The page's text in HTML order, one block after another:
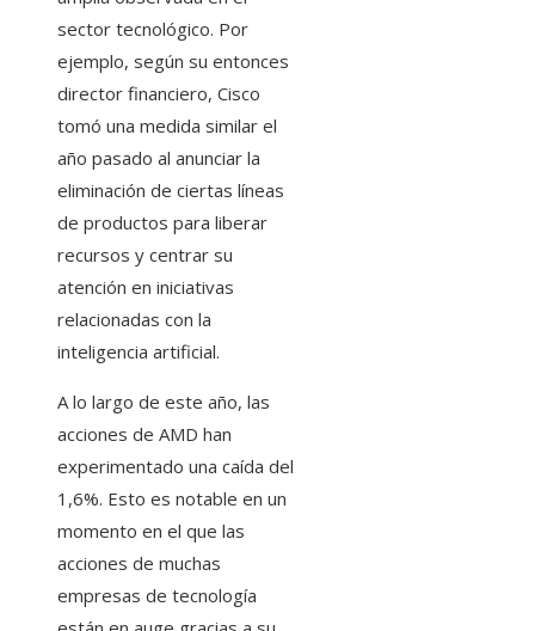
sector tecnológico. Por
ejemplo, según su entonces
director financiero, Cisco
tomó una medida similar el
año pasado al anunciar la
eliminación de ciertas líneas
de productos para liberar
recursos y centrar su
atención en iniciativas
relacionadas con la
inteligencia artificial.
A lo largo de este año, las
acciones de AMD han
experimentado una caída del
1,6%. Esto es notable en un
momento en el que las
acciones de muchas
empresas de tecnología